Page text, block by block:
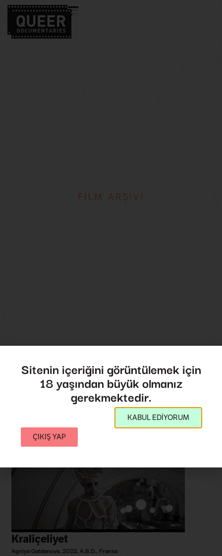
FİLM ARŞİVİ
Kraliçeliyet
Agniya Galdanova, 2023, A.B.D., Fransa
Sitenin içeriğini görüntülemek için
18 yaşından büyük olmanız
gerekmektedir.
KABUL EDİYORUM
ÇIKIŞ YAP